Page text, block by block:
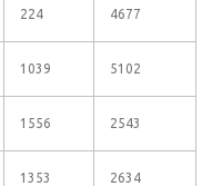
224 4677
1039 5102
1556 2543
1353 2634